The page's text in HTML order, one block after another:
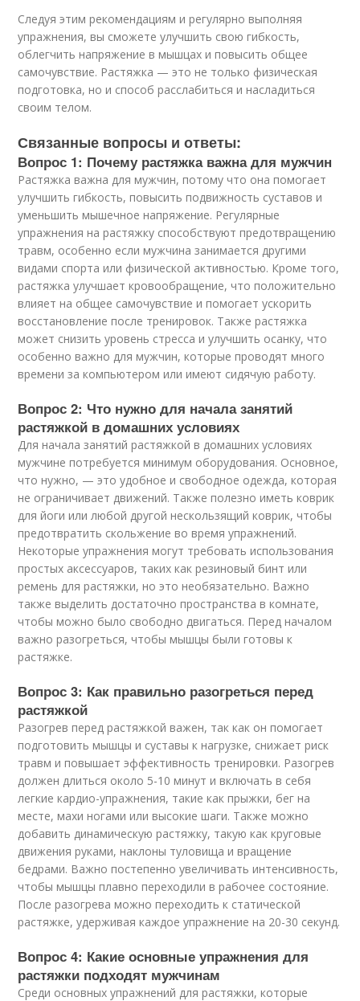
Следуя этим рекомендациям и регулярно выполняя
упражнения, вы сможете улучшить свою гибкость,
облегчить напряжение в мышцах и повысить общее
самочувствие. Растяжка — это не только физическая
подготовка, но и способ расслабиться и насладиться
своим телом.
Связанные вопросы и ответы:
Вопрос 1: Почему растяжка важна для мужчин
Растяжка важна для мужчин, потому что она помогает
улучшить гибкость, повысить подвижность суставов и
уменьшить мышечное напряжение. Регулярные
упражнения на растяжку способствуют предотвращению
травм, особенно если мужчина занимается другими
видами спорта или физической активностью. Кроме того,
растяжка улучшает кровообращение, что положительно
влияет на общее самочувствие и помогает ускорить
восстановление после тренировок. Также растяжка
может снизить уровень стресса и улучшить осанку, что
особенно важно для мужчин, которые проводят много
времени за компьютером или имеют сидячую работу.
Вопрос 2: Что нужно для начала занятий
растяжкой в домашних условиях
Для начала занятий растяжкой в домашних условиях
мужчине потребуется минимум оборудования. Основное,
что нужно, — это удобное и свободное одежда, которая
не ограничивает движений. Также полезно иметь коврик
для йоги или любой другой нескользящий коврик, чтобы
предотвратить скольжение во время упражнений.
Некоторые упражнения могут требовать использования
простых аксессуаров, таких как резиновый бинт или
ремень для растяжки, но это необязательно. Важно
также выделить достаточно пространства в комнате,
чтобы можно было свободно двигаться. Перед началом
важно разогреться, чтобы мышцы были готовы к
растяжке.
Вопрос 3: Как правильно разогреться перед
растяжкой
Разогрев перед растяжкой важен, так как он помогает
подготовить мышцы и суставы к нагрузке, снижает риск
травм и повышает эффективность тренировки. Разогрев
должен длиться около 5-10 минут и включать в себя
легкие кардио-упражнения, такие как прыжки, бег на
месте, махи ногами или высокие шаги. Также можно
добавить динамическую растяжку, такую как круговые
движения руками, наклоны туловища и вращение
бедрами. Важно постепенно увеличивать интенсивность,
чтобы мышцы плавно переходили в рабочее состояние.
После разогрева можно переходить к статической
растяжке, удерживая каждое упражнение на 20-30 секунд.
Вопрос 4: Какие основные упражнения для
растяжки подходят мужчинам
Среди основных упражнений для растяжки, которые